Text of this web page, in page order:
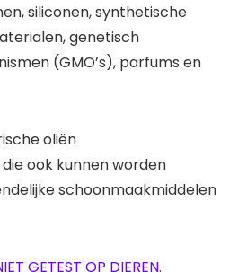
siliconen, synthetische
genetisch
(GMO’s), parfums en
oliën
ook kunnen worden
schoonmaakmiddelen
GETEST OP DIEREN.